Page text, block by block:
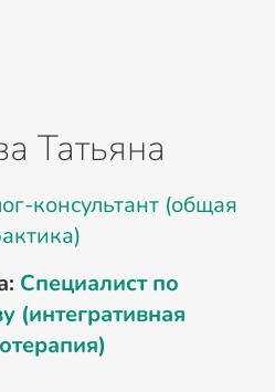
Татьяна
консультант (общая
Специалист по
(интегративная